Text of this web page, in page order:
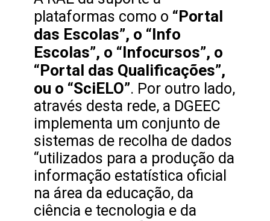
plataformas como o “Portal
das Escolas”, o “Info
Escolas”, o “Infocursos”, o
“Portal das Qualificações”,
ou o “SciELO”. Por outro lado,
através desta rede, a DGEEC
implementa um conjunto de
sistemas de recolha de dados
“utilizados para a produção da
informação estatística oficial
na área da educação, da
ciência e tecnologia e da